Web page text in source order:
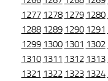
1277 1278 1279 1280
1288 1289 1290 1291
1299 1300 1301 1302
1310 1311 1312 1313
1321 1322 1323 1324